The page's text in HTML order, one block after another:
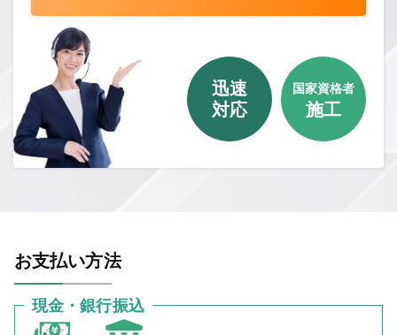
迅速
対応
国家資格者
施工
お支払い方法
現金・銀行振込